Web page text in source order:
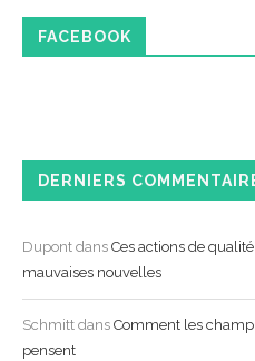
FACEBOOK
DERNIERS
Dupont dans Ces actions de
mauvaises nouvelles
Schmitt dans Comment les
pensent